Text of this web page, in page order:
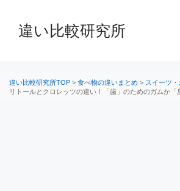
へ
違い比較研究所
違い比較研究所TOP > 食べ物の違いまとめ > スイーツ
リトールとクロレッツの違い！「歯」のためのガムか「